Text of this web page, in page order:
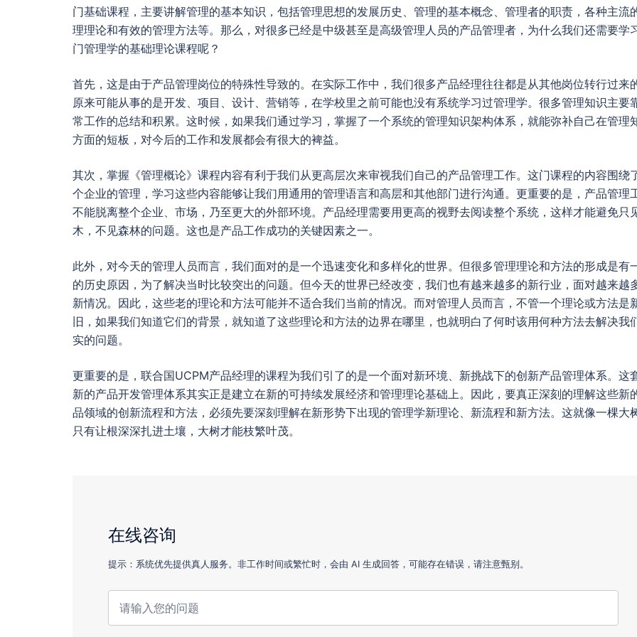
门基础课程，主要讲解管理的基本知识，包括管理思想的发展历史、管理的基本概念、管理者的职责，各种主流
理理论和有效的管理方法等。那么，对很多已经是中级甚至是高级管理人员的产品管理者，为什么我们还需要学
门管理学的基础理论课程呢？
首先，这是由于产品管理岗位的特殊性导致的。在实际工作中，我们很多产品经理往往都是从其他岗位转行过来
原来可能从事的是开发、项目、设计、营销等，在学校里之前可能也没有系统学习过管理学。很多管理知识主要
常工作的总结和积累。这时候，如果我们通过学习，掌握了一个系统的管理知识架构体系，就能弥补自己在管理
方面的短板，对今后的工作和发展都会有很大的裨益。
其次，掌握《管理概论》课程内容有利于我们从更高层次来审视我们自己的产品管理工作。这门课程的内容围绕
个企业的管理，学习这些内容能够让我们用通用的管理语言和高层和其他部门进行沟通。更重要的是，产品管理
不能脱离整个企业、市场，乃至更大的外部环境。产品经理需要用更高的视野去阅读整个系统，这样才能避免只
木，不见森林的问题。这也是产品工作成功的关键因素之一。
此外，对今天的管理人员而言，我们面对的是一个迅速变化和多样化的世界。但很多管理理论和方法的形成是有
的历史原因，为了解决当时比较突出的问题。但今天的世界已经改变，我们也有越来越多的新行业，面对越来越
新情况。因此，这些老的理论和方法可能并不适合我们当前的情况。而对管理人员而言，不管一个理论或方法是
旧，如果我们知道它们的背景，就知道了这些理论和方法的边界在哪里，也就明白了何时该用何种方法去解决我
实的问题。
更重要的是，联合国UCPM产品经理的课程为我们引了的是一个面对新环境、新挑战下的创新产品管理体系。这
新的产品开发管理体系其实正是建立在新的可持续发展经济和管理理论基础上。因此，要真正深刻的理解这些新
品领域的创新流程和方法，必须先要深刻理解在新形势下出现的管理学新理论、新流程和新方法。这就像一棵大
只有让根深深扎进土壤，大树才能枝繁叶茂。
在线咨询
提示：系统优先提供真人服务。非工作时间或繁忙时，会由 AI 生成回答，可能存在错误，请注意甄别。